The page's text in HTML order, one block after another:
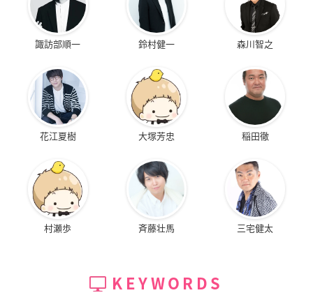
諏訪部順一 鈴村健一 森川智之
花江夏樹 大塚芳忠 稲田徹
村瀬歩 斉藤壮馬 三宅健太
KEYWORDS